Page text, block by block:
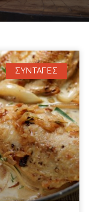
ΣΥΝΤΑΓΕΣ